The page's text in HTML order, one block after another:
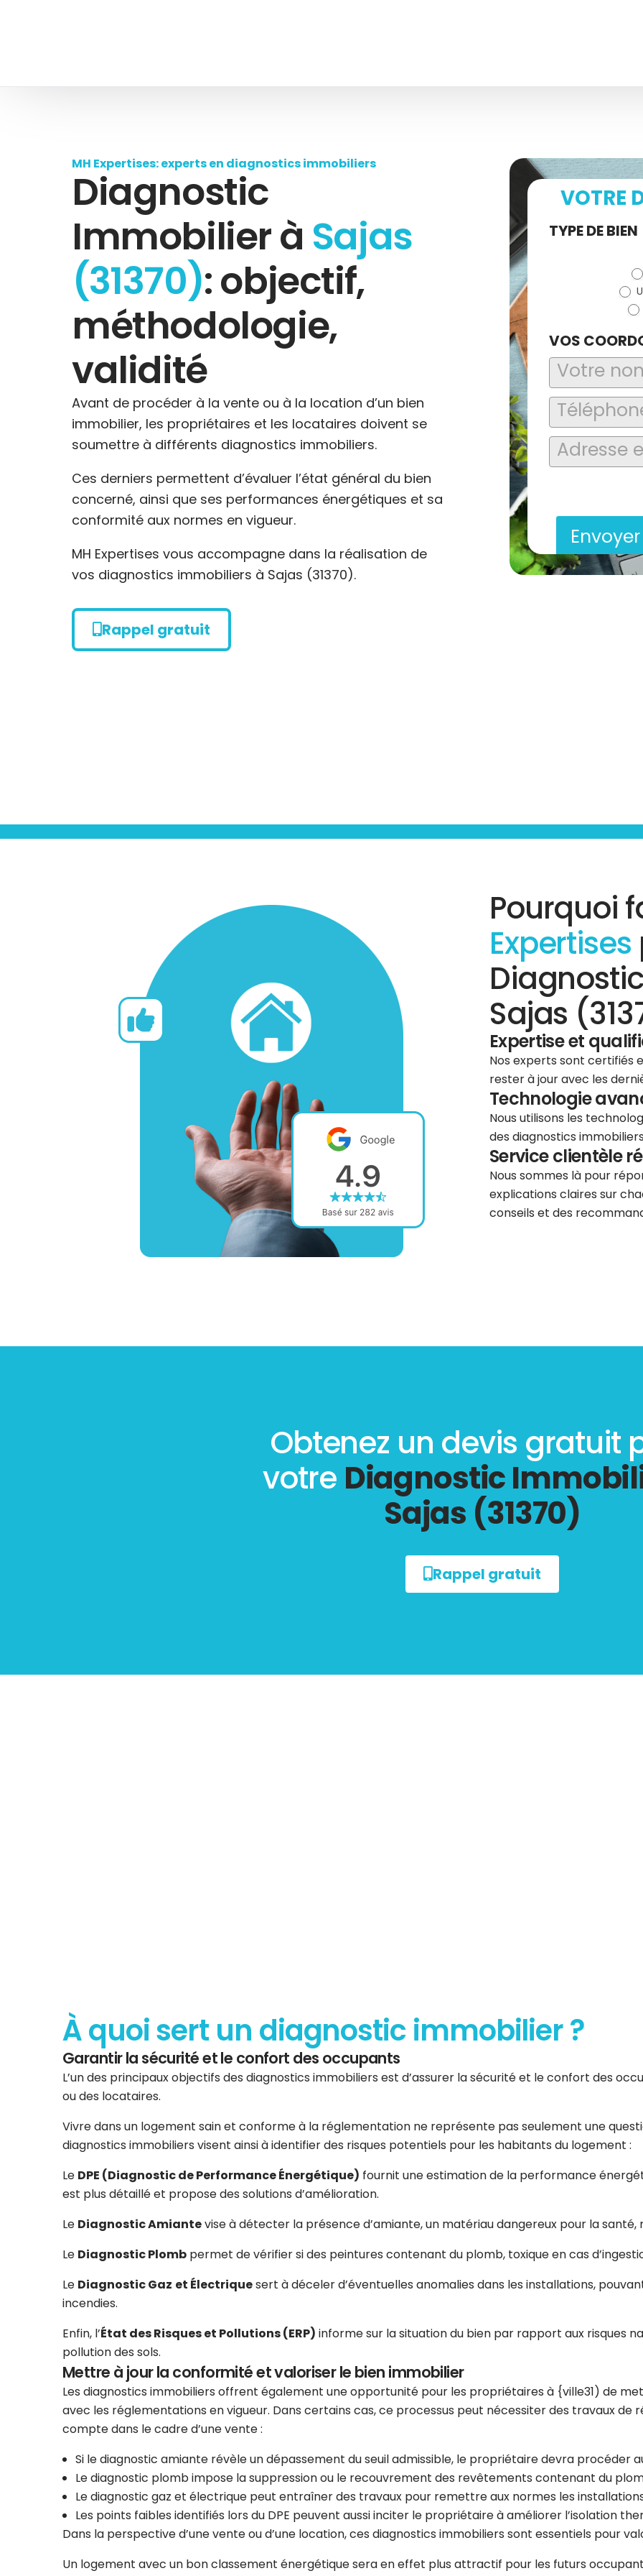
MH Expertises: experts en diagnostics immobiliers
Diagnostic
Immobilier à Sajas
(31370): objectif,
méthodologie,
validité
Avant de procéder à la vente ou à la location d’un bien
immobilier, les propriétaires et les locataires doivent se
soumettre à différents diagnostics immobiliers.
Ces derniers permettent d’évaluer l’état général du bien
concerné, ainsi que ses performances énergétiques et sa
conformité aux normes en vigueur.
MH Expertises vous accompagne dans la réalisation de
vos diagnostics immobiliers à Sajas (31370).
Rappel gratuit
VOTRE
Demande
TYPE DE BIEN
VOS
Pourquoi
Expertises
Sajas
Expertise et
Nos experts sont certifiés
rester à jour avec les
Technologie
Nous utilisons les
des diagnostics
Service clientèle
Nous sommes là pour
explications claires sur
conseils et des
Obtenez un devis gratuit
votre Diagnostic
Sajas (31370)
Rappel gratuit
À quoi sert un diagnostic immobilier ?
Garantir la sécurité et le confort des occupants
L’un des principaux objectifs des diagnostics immobiliers est d’assurer la sécurité et le confort des
ou des locataires.
Vivre dans un logement sain et conforme à la réglementation ne représente pas seulement une
diagnostics immobiliers visent ainsi à identifier des risques potentiels pour les habitants du logement :
Le DPE (Diagnostic de Performance Énergétique) fournit une estimation de la performance
est plus détaillé et propose des solutions d’amélioration.
Le Diagnostic Amiantevise à détecter la présence d’amiante, un matériau dangereux pour la santé,
Le Diagnostic Plomb permet de vérifier si des peintures contenant du plomb, toxique en cas
Le Diagnostic Gaz et Électriquesert à déceler d’éventuelles anomalies dans les installations,
incendies.
Enfin, l’État des Risques et Pollutions (ERP) informe sur la situation du bien par rapport aux risques
pollution des sols.
Mettre à jour la conformité et valoriser le bien immobilier
Les diagnostics immobiliers offrent également une opportunité pour les propriétaires à {ville31) de
avec les réglementations en vigueur. Dans certains cas, ce processus peut nécessiter des travaux
compte dans le cadre d’une vente :
Si le diagnostic amiante révèle un dépassement du seuil admissible, le propriétaire devra procéder
Le diagnostic plomb impose la suppression ou le recouvrement des revêtements contenant du
Le diagnostic gaz et électrique peut entraîner des travaux pour remettre aux normes les
Les points faibles identifiés lors du DPE peuvent aussi inciter le propriétaire à améliorer l’isolation
Dans la perspective d’une vente ou d’une location, ces diagnostics immobiliers sont essentiels pour
Un logement avec un bon classement énergétique sera en effet plus attractif pour les futurs